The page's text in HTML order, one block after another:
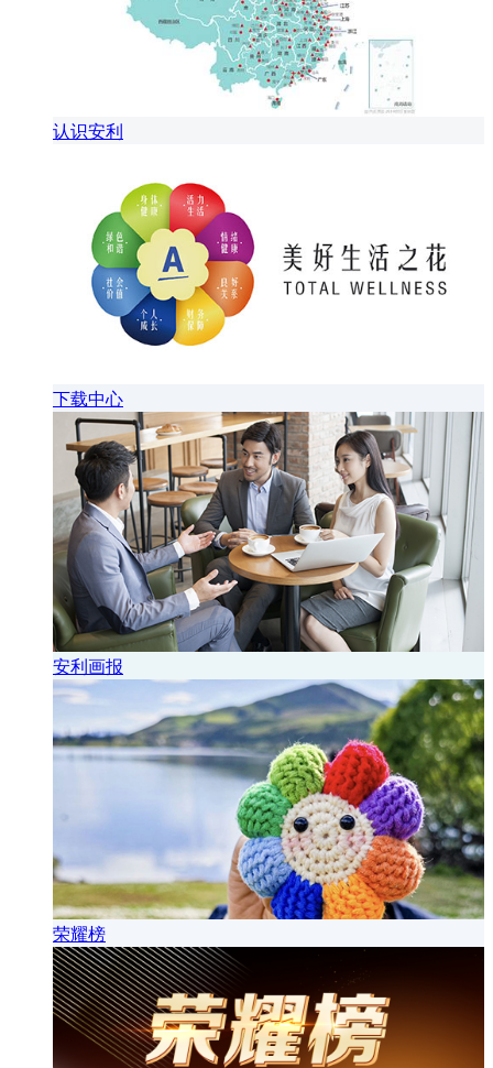
认识安利
下载中心
安利画报
荣耀榜